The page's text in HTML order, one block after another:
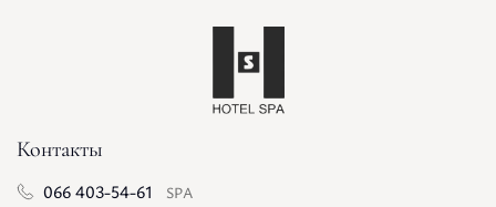
Контакты
066 403-54-61 SPA